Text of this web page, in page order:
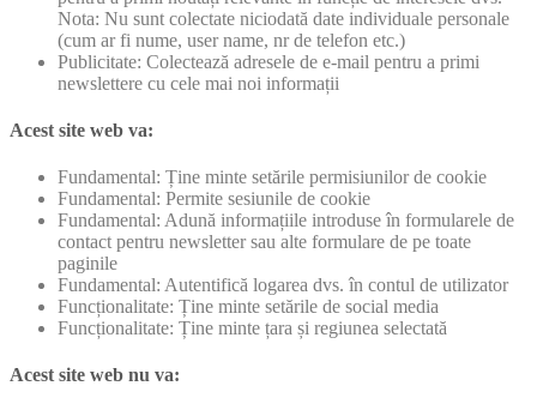
Nota: Nu sunt colectate niciodată date individuale personale
(cum ar fi nume, user name, nr de telefon etc.)
Publicitate: Colectează adresele de e-mail pentru a primi
newslettere cu cele mai noi informații
Acest site web va:
Fundamental: Ține minte setările permisiunilor de cookie
Fundamental: Permite sesiunile de cookie
Fundamental: Adună informațiile introduse în formularele de
contact pentru newsletter sau alte formulare de pe toate
paginile
Fundamental: Autentifică logarea dvs. în contul de utilizator
Funcționalitate: Ține minte setările de social media
Funcționalitate: Ține minte țara și regiunea selectată
Acest site web nu va: